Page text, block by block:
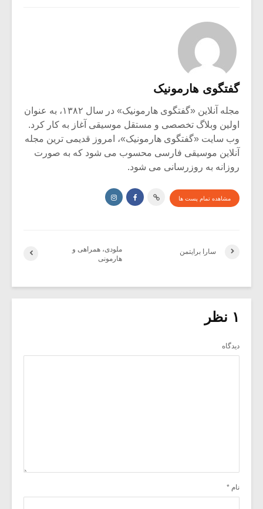
گفتگوی هارمونیک
مجله آنلاین «گفتگوی هارمونیک» در سال ۱۳۸۲، به عنوان
اولین وبلاگ تخصصی و مستقل موسیقی آغاز به کار کرد.
وب سایت «گفتگوی هارمونیک»، امروز قدیمی ترین مجله
آنلاین موسیقی فارسی محسوب می شود که به صورت
روزانه به روزرسانی می شود.
مشاهده تمام پست ها
ملودی، همراهی و
هارمونی
سارا برایتمن
۱ نظر
دیدگاه
نام *